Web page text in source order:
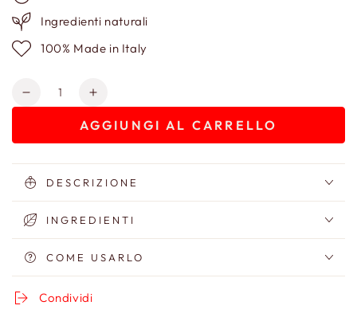
Ingredienti naturali
100% Made in Italy
Quantità
Diminuisci
-
Eau
De
Parfum
Profumo
Analcolico
Aumenta
per
-
Eau
De
Parfum
Analcolico
AGGIUNGI AL CARRELLO
DESCRIZIONE
INGREDIENTI
COME USARLO
Condividi